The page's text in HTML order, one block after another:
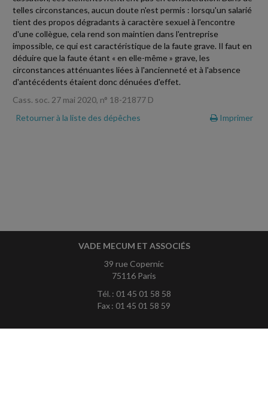
telles circonstances, aucun doute n'est permis : lorsqu'un salarié
tient des propos dégradants à caractère sexuel à l'encontre
d'une collègue, cela rend son maintien dans l'entreprise
impossible, ce qui est caractéristique de la faute grave. Il faut en
déduire que la faute étant « en elle-même » grave, les
circonstances atténuantes liées à l'ancienneté et à l'absence
d'antécédents étaient donc dénuées d'effet.
Cass. soc. 27 mai 2020, n° 18-21877 D
Retourner à la liste des dépêches
Imprimer
VADE MECUM ET ASSOCIÉS
39 rue Copernic
75116 Paris
Tél. : 01 45 01 58 58
Fax : 01 45 01 58 59